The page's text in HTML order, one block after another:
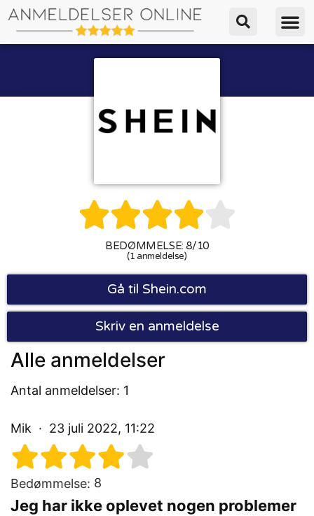

BEDØMMELSE: 8/10
(1 anmeldelse)
Gå til Shein.com
Skriv en anmeldelse
Alle anmeldelser
Antal anmeldelser: 1
Mik 23 juli 2022, 11:22
Bedømmelse: 8
Jeg har ikke oplevet nogen problemer